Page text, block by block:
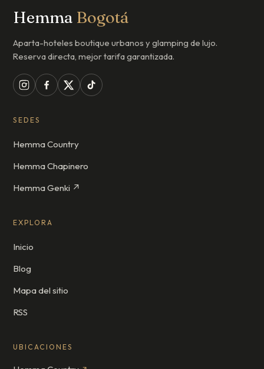
Hemma Bogotá
Aparta-hoteles boutique urbanos y glamping de lujo.
Reserva directa, mejor tarifa garantizada.
SEDES
Hemma Country
Hemma Chapinero
Hemma Genki ↗
EXPLORA
Inicio
Blog
Mapa del sitio
RSS
UBICACIONES